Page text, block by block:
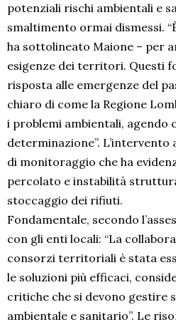
potenziali rischi ambientali e
smaltimento ormai dismessi.
ha sottolineato Maione – per
esigenze dei territori. Questi
risposta alle emergenze del
chiaro di come la Regione
i problemi ambientali, agendo
determinazione”.
di monitoraggio che ha
percolato e instabilità
stoccaggio dei rifiuti.
Fondamentale, secondo
con gli enti locali: “La
consorzi territoriali è stata
le soluzioni più efficaci,
critiche che si devono gestire
ambientale e sanitario”. Le